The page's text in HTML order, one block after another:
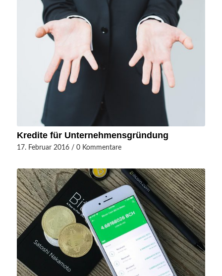
Kredite für Unternehmensgründung
17. Februar 2016 / 0 Kommentare